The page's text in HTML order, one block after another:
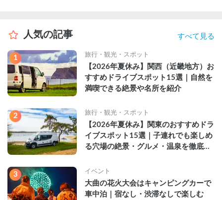
人気の記事 すべて見る
1 旅行・観光・スポット
【2026年夏休み】関西（近畿地方）お
すすめドライブスポット15選｜自然を
満喫できる絶景や名所を紹介
2 旅行・観光・スポット
【2026年夏休み】関東のおすすめドラ
イブスポット15選｜子連れでも楽しめ
る穴場の絶景・グルメ・温泉を徹底解
3 イベント
大曲の花火大会はキャンピングカーで
車中泊｜宿なし・渋滞なしで楽しむ